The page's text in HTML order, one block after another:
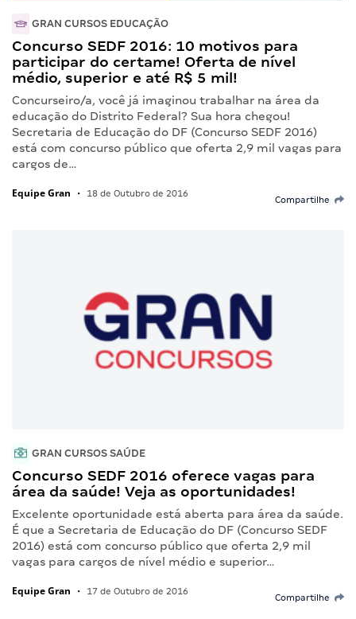
GRAN CURSOS EDUCAÇÃO
Concurso SEDF 2016: 10 motivos para
participar do certame! Oferta de nível
médio, superior e até R$ 5 mil!
Concurseiro/a, você já imaginou trabalhar na área da
educação do Distrito Federal? Sua hora chegou!
Secretaria de Educação do DF (Concurso SEDF 2016)
está com concurso público que oferta 2,9 mil vagas para
cargos de…
Equipe Gran • 18 de Outubro de 2016
Compartilhe
GRAN CURSOS SAÚDE
Concurso SEDF 2016 oferece vagas para
área da saúde! Veja as oportunidades!
Excelente oportunidade está aberta para área da saúde.
É que a Secretaria de Educação do DF (Concurso SEDF
2016) está com concurso público que oferta 2,9 mil
vagas para cargos de nível médio e superior…
Equipe Gran • 17 de Outubro de 2016
Compartilhe